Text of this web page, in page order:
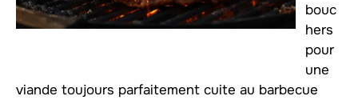
bouc
hers
pour
une
viande toujours parfaitement cuite au barbecue